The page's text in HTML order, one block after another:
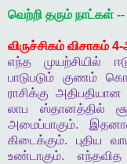
வெற்றி தரும் நாட்கள் -
விருச்சிகம் விசாகம் 4-
எந்த
முயற்சியில்
பாடுபடும்
குணம்
ராசிக்கு
அதிபதியான
லாப
ஸ்தானத்தில்
அமைப்பாகும்.
கிடைக்கும். புதிய
உண்டாகும். எந்தவித